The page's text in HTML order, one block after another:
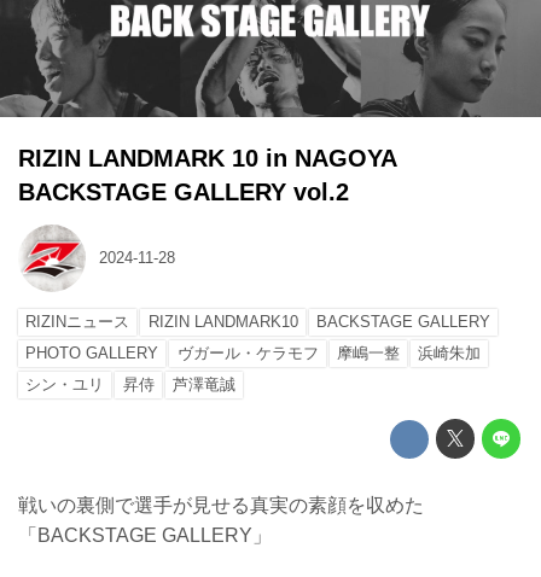
RIZIN LANDMARK 10 in NAGOYA
BACKSTAGE GALLERY vol.2
2024-11-28
RIZINニュース RIZIN LANDMARK10
BACKSTAGE GALLERY
PHOTO GALLERY
ヴガール・ケラモフ 摩嶋一整
浜崎朱加
シン・ユリ
昇侍 芦澤竜誠
戦いの裏側で選手が見せる真実の素顔を収めた
「BACKSTAGE GALLERY」